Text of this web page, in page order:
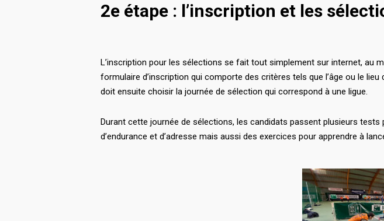
2e étape : l’inscription et les
L’inscription pour les sélections se fait tout simplement sur internet, au
formulaire d’inscription qui comporte des critères tels que l’âge ou le
doit ensuite choisir la journée de sélection qui correspond à une ligue.
Durant cette journée de sélections, les candidats passent plusieurs
d’endurance et d’adresse mais aussi des exercices pour apprendre à